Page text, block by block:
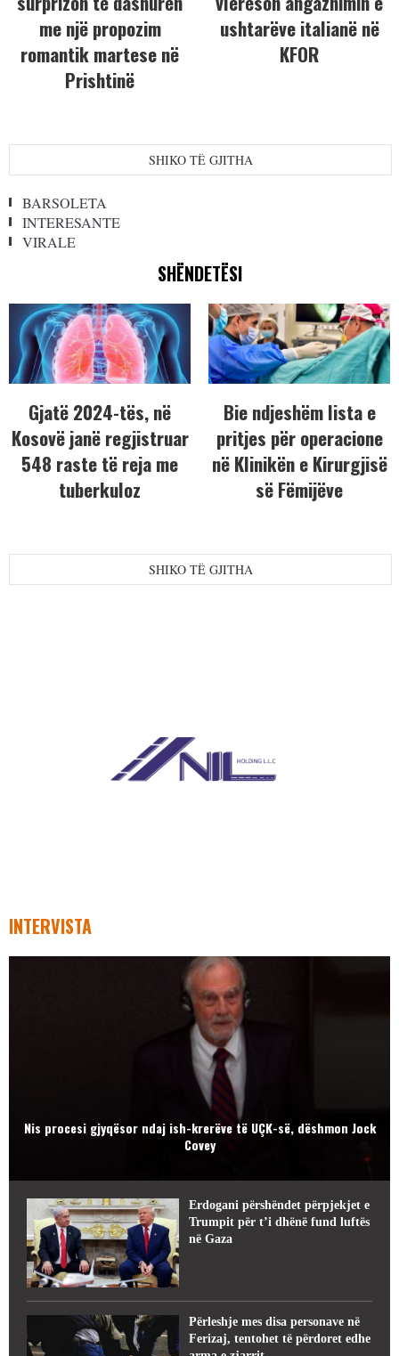
me një propozim
romantik martese në
Prishtinë
ushtarëve italianë në
KFOR
SHIKO TË GJITHA
BARSOLETA
INTERESANTE
VIRALE
SHËNDETËSI
Gjatë 2024-tës, në
Kosovë janë regjistruar
548 raste të reja me
tuberkuloz
Bie ndjeshëm lista e
pritjes për operacione
në Klinikën e Kirurgjisë
së Fëmijëve
SHIKO TË GJITHA
INTERVISTA
Nis procesi gjyqësor ndaj ish-krerëve të UÇK-së, dëshmon Jock
Covey
Erdogani përshëndet përpjekjet e
Trumpit për t’i dhënë fund luftës
në Gaza
Përleshje mes disa personave në
Ferizaj, tentohet të përdoret edhe